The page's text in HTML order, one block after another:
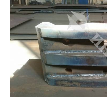
Заварени
метални
изделия